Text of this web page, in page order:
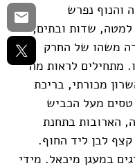
והנוף נפרש
שדות ובתים,
משהו של החרק
מתחילים לראות מה
מכורתי, בריכת
מעל הכביש
הארובות בתחנת
לבן ליד החוף.
במעגן מיכאל. מידי